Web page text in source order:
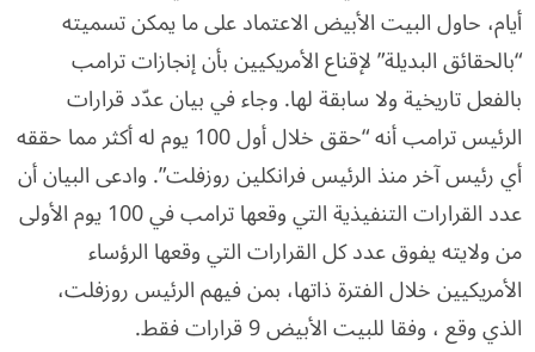
أيام، حاول البيت الأبيض الاعتماد على ما يمكن تسميته
“بالحقائق البديلة” لإقناع الأمريكيين بأن إنجازات ترامب
بالفعل تاريخية ولا سابقة لها. وجاء في بيان عدّد قرارات
الرئيس ترامب أنه “حقق خلال أول 100 يوم له أكثر مما حققه
أي رئيس آخر منذ الرئيس فرانكلين روزفلت”. وادعى البيان أن
عدد القرارات التنفيذية التي وقعها ترامب في 100 يوم الأولى
من ولايته يفوق عدد كل القرارات التي وقعها الرؤساء
الأمريكيين خلال الفترة ذاتها، بمن فيهم الرئيس روزفلت،
الذي وقع ، وفقا للبيت الأبيض 9 قرارات فقط.